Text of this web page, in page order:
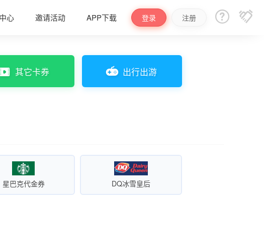
心 邀请活动 APP下载 登录 注册  
其它卡券 出行出游
星巴克代金券 DQ冰雪皇后